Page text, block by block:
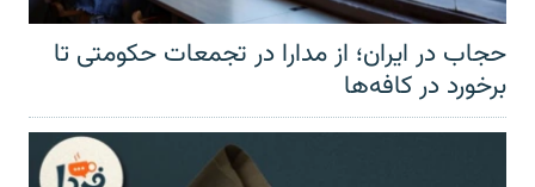
حجاب در ایران؛ از مدارا در تجمعات حکومتی تا
برخورد در کافه‌ها